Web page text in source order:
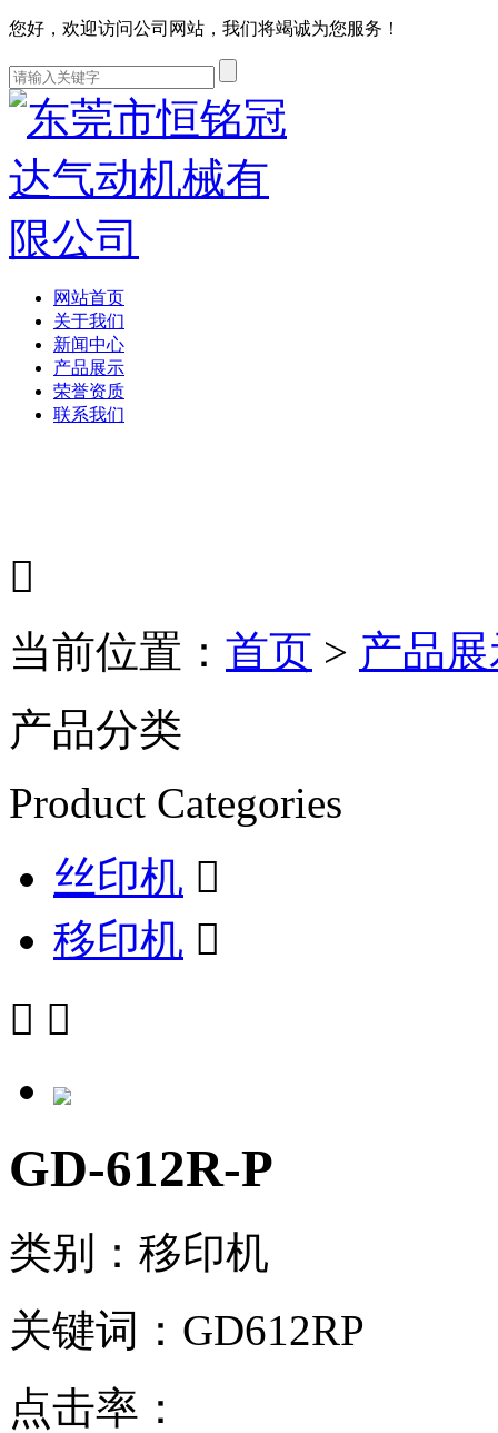
您好，欢迎访问公司网站，我们将竭诚为您服务！
网站首页
关于我们
新闻中心
产品展示
荣誉资质
联系我们

当前位置： 首页 > 产品
产品分类
Product Categories
丝印机 
移印机 
 
GD-612R-P
类别：移印机
关键词：GD612RP
点击率：